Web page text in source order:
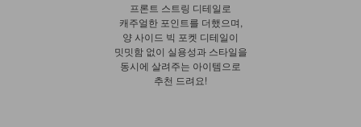
프론트 스트링 디테일로
캐주얼한 포인트를 더했으며,
양 사이드 빅 포켓 디테일이
밋밋함 없이 실용성과 스타일을
동시에 살려주는 아이템으로
추천 드려요!